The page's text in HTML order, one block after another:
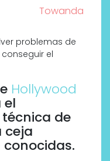
Towanda
problemas de
el
Hollywood
el
de
ceja